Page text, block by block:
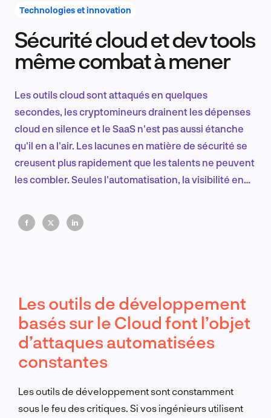
Recherche et conception produit
Tendances sectorielles
EN
Technologies et innovation
Sécurité cloud et dev tools
même combat à mener
Les outils cloud sont attaqués en quelques
secondes, les cryptomineurs drainent les dépenses
cloud en silence et le SaaS n'est pas aussi étanche
qu'il en a l'air. Les lacunes en matière de sécurité se
creusent plus rapidement que les talents ne peuvent
les combler. Seules l'automatisation, la visibilité en
suivre.
Les outils de développement
basés sur le Cloud font l’objet
d’attaques automatisées
constantes
Les outils de développement sont constamment
sous le feu des critiques. Si vos ingénieurs utilisent